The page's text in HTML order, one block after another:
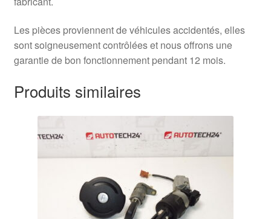
Les pièces proviennent de véhicules accidentés, elles
sont soigneusement contrôlées et nous offrons une
garantie de bon fonctionnement pendant 12 mois.
Produits similaires